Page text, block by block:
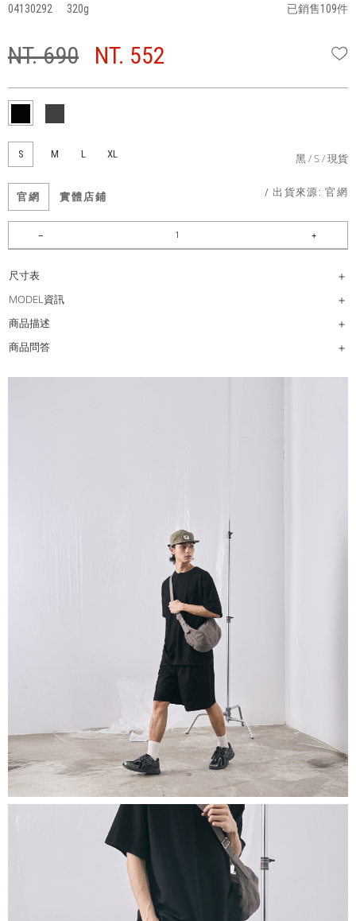
04130292 320 已銷售109件
NT. 690 NT. 552
S M L XL 黑 S 現貨
官網 實體店鋪 / 出貨來源:官網
尺寸表
MODEL資訊
商品描述
商品問答